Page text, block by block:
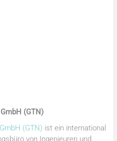
(GTN)
(GTN) ist ein international
von Ingenieuren und